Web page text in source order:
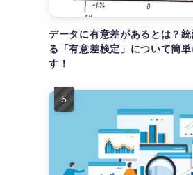
データに有意差があるとは？
る「有意差検定」について簡
す！